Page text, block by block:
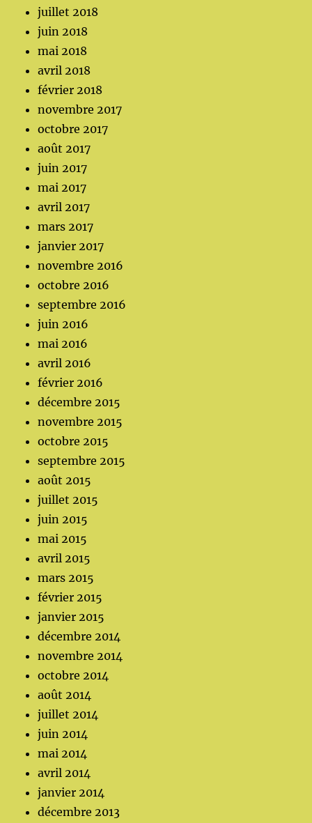
juillet 2018
juin 2018
mai 2018
avril 2018
février 2018
novembre 2017
octobre 2017
août 2017
juin 2017
mai 2017
avril 2017
mars 2017
janvier 2017
novembre 2016
octobre 2016
septembre 2016
juin 2016
mai 2016
avril 2016
février 2016
décembre 2015
novembre 2015
octobre 2015
septembre 2015
août 2015
juillet 2015
juin 2015
mai 2015
avril 2015
mars 2015
février 2015
janvier 2015
décembre 2014
novembre 2014
octobre 2014
août 2014
juillet 2014
juin 2014
mai 2014
avril 2014
janvier 2014
décembre 2013